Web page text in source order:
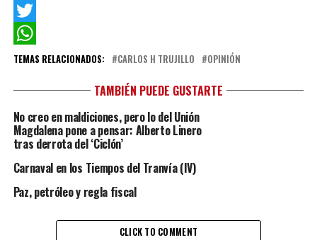
Facebook
Twitter
WhatsApp
TEMAS RELACIONADOS: CARLOS H TRUJILLO OPINIÓN
TAMBIÉN PUEDE GUSTARTE
No creo en maldiciones, pero lo del Unión
Magdalena pone a pensar: Alberto Linero
tras derrota del ‘Ciclón’
Carnaval en los Tiempos del Tranvía (IV)
Paz, petróleo y regla fiscal
CLICK TO COMMENT